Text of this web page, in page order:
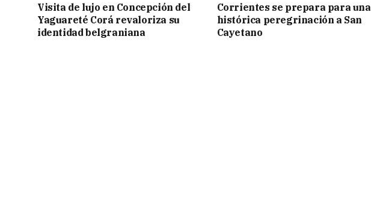
Visita de lujo en Concepción del
Yaguareté Corá revaloriza su
identidad belgraniana
Corrientes se prepara para una
histórica peregrinación a San
Cayetano